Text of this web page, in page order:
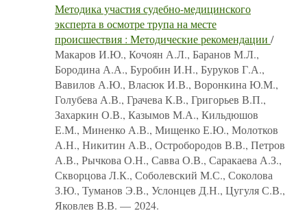
Методика участия судебно-медицинского
эксперта в осмотре трупа на месте
происшествия : Методические рекомендации /
Макаров И.Ю., Кочоян А.Л., Баранов М.Л.,
Бородина А.А., Буробин И.Н., Буруков Г.А.,
Вавилов А.Ю., Власюк И.В., Воронкина Ю.М.,
Голубева А.В., Грачева К.В., Григорьев В.П.,
Захаркин О.В., Казымов М.А., Кильдюшов
Е.М., Миненко А.В., Мищенко Е.Ю., Молотков
А.Н., Никитин А.В., Остробородов В.В., Петров
А.В., Рычкова О.Н., Савва О.В., Саракаева А.З.,
Скворцова Л.К., Соболевский М.С., Соколова
З.Ю., Туманов Э.В., Услонцев Д.Н., Цугуля С.В.,
Яковлев В.В. — 2024.